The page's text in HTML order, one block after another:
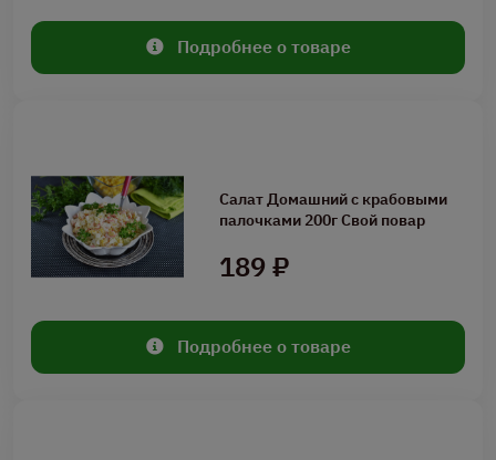
Подробнее о товаре
Салат Домашний с крабовыми
палочками 200г Свой повар
189 ₽
Подробнее о товаре